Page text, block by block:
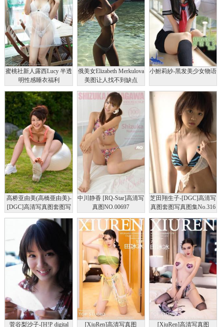
蜜桃社新人露西Lucy 半透
明性感睡衣福利
俄美女Elizabeth Merkulova
美图让人找不到缺点
小鮒莉紗-黑发美少女物语
高桥亚由美(高橋亜由美)-
[DGC]高清写真图套图写
中川静香 [RQ-Star]高清写
真图NO.00697
芝田翔生子-[DGC]高清写
真图套图写真图集No.316
菅谷梨沙子-[H!P digital [XiuRen]高清写真图 [XiuRen]高清写真图